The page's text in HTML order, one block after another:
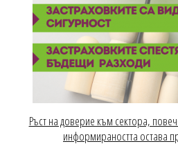
Ръст на доверие към сектора,
информираността остава